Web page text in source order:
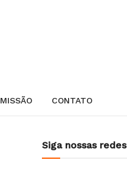
MISSÃO CONTATO
Siga nossas redes